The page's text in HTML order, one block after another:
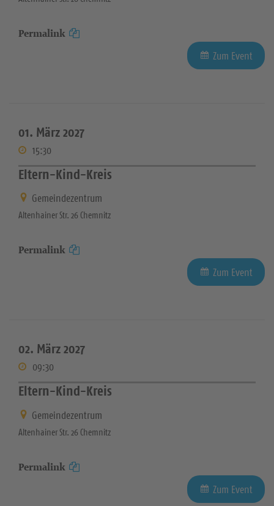
Permalink
Zum Event
01. März 2027
15:30
Eltern-Kind-Kreis
Gemeindezentrum
Altenhainer Str. 26 Chemnitz
Permalink
Zum Event
02. März 2027
09:30
Eltern-Kind-Kreis
Gemeindezentrum
Altenhainer Str. 26 Chemnitz
Permalink
Zum Event